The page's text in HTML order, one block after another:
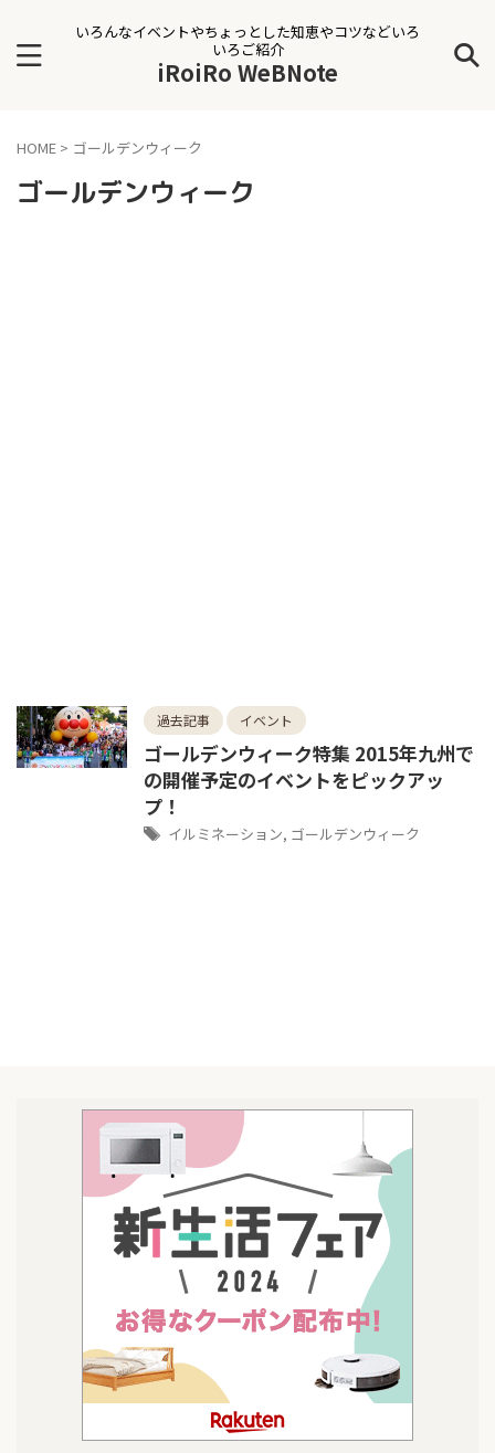
いろんなイベントやちょっとした知恵やコツなどいろ
いろご紹介
iRoiRo WeBNote
HOME > ゴールデンウィーク
ゴールデンウィーク
過去記事 イベント
ゴールデンウィーク特集 2015年九州で
の開催予定のイベントをピックアッ
プ！
イルミネーション, ゴールデンウィーク